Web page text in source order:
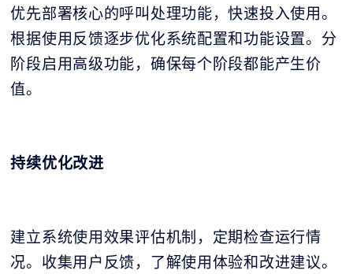
优先部署核心的呼叫处理功能，快速投入使用。
根据使用反馈逐步优化系统配置和功能设置。分
阶段启用高级功能，确保每个阶段都能产生价
值。
持续优化改进
建立系统使用效果评估机制，定期检查运行情
况。收集用户反馈，了解使用体验和改进建议。